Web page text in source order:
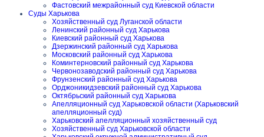
Фастовский межрайонный суд Киевской области
Суды Харькова
Хозяйственный суд Луганской области
Ленинский районный суд Харькова
Киевский районный суд Харькова
Дзержинский районный суд Харькова
Московский районный суд Харькова
Коминтерновский районный суд Харькова
Червонозаводский районный суд Харькова
Фрунзенский районный суд Харькова
Орджоникидзевский районный суд Харькова
Октябрьский районный суд Харькова
Апелляционный суд Харьковской области (Харьковский
апелляционный суд)
Харьковский апелляционный хозяйственный суд
Хозяйственный суд Харьковской области